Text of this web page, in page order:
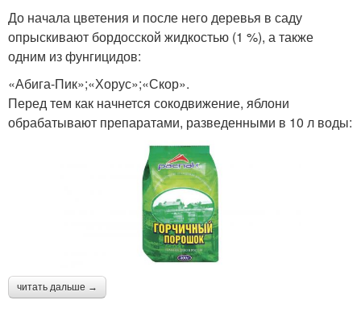
До начала цветения и после него деревья в саду
опрыскивают бордосской жидкостью (1 %), а также
одним из фунгицидов:
«Абига-Пик»;«Хорус»;«Скор».
Перед тем как начнется сокодвижение, яблони
обрабатывают препаратами, разведенными в 10 л воды:
читать дальше →